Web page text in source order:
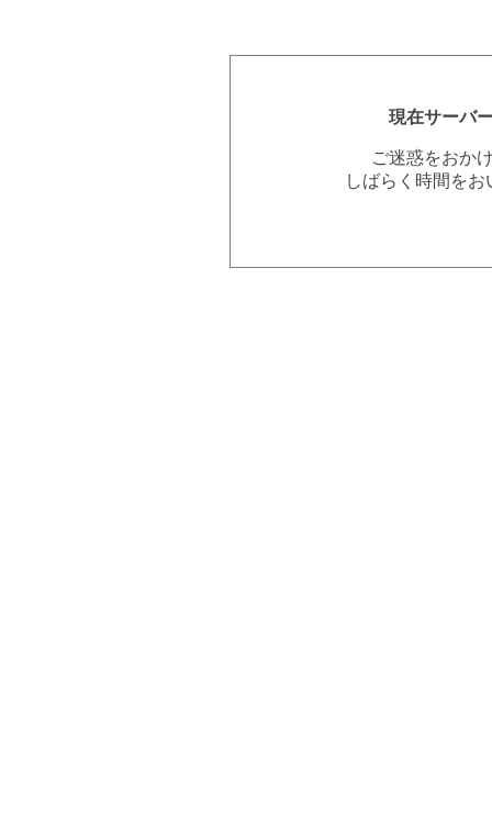
現在サーバ
ご迷惑をおか
しばらく時間を